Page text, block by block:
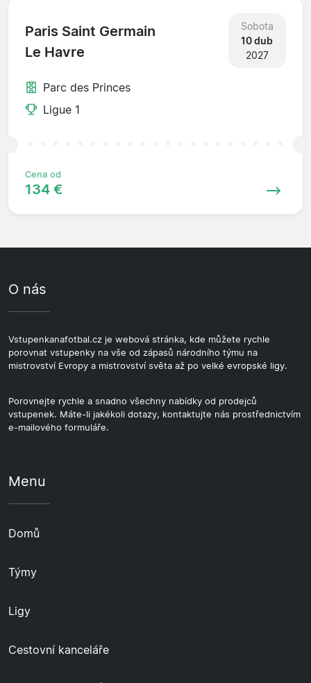
Paris Saint Germain
Le Havre
Sobota
10 dub
2027
Parc des Princes
Ligue 1
Cena od
134 €
O nás
Vstupenkanafotbal.cz je webová stránka, kde můžete rychle
porovnat vstupenky na vše od zápasů národního týmu na
mistrovství Evropy a mistrovství světa až po velké evropské ligy.
Porovnejte rychle a snadno všechny nabídky od prodejců
vstupenek. Máte-li jakékoli dotazy, kontaktujte nás prostřednictvím
e-mailového formuláře.
Menu
Domů
Týmy
Ligy
Cestovní kanceláře